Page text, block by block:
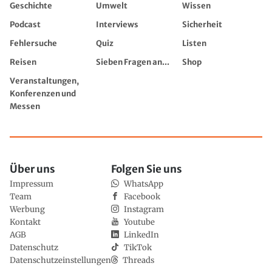
Geschichte Umwelt
Wissen
Podcast
Interviews
Sicherheit
Fehlersuche
Quiz
Listen
Reisen
Sieben Fragen an...
Shop
Veranstaltungen,
Konferenzen und
Messen
Über uns
Impressum
Team
Werbung
Kontakt
AGB
Datenschutz
Datenschutzeinstellungen
Folgen Sie uns
WhatsApp
Facebook
Instagram
Youtube
LinkedIn
TikTok
Threads